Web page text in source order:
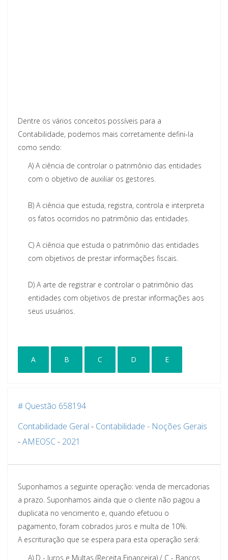
Dentre os vários conceitos possíveis para a
Contabilidade, podemos mais corretamente defini-la
como sendo:
A) A ciência de controlar o patrimônio das entidades
com o objetivo de auxiliar os gestores.
B) A ciência que estuda, registra, controla e interpreta
os fatos ocorridos no patrimônio das entidades.
C) A ciência que estuda o patrimônio das entidades
com objetivos de prestar informações fiscais.
D) A arte de registrar e controlar o patrimônio das
entidades com objetivos de prestar informações aos
seus usuários.
A B C D E
# Questão 658194
Contabilidade Geral - Contabilidade - Noções Gerais
-AMEOSC- 2021
Suponhamos a seguinte operação: venda de mercadorias
a prazo. Suponhamos ainda que o cliente não pagou a
duplicata no vencimento e, quando efetuou o
pagamento, foram cobrados juros e multa de 10%.
A escrituração que se espera para esta operação será:
A) D - Juros e Multas (Receita Financeira) / C - Bancos